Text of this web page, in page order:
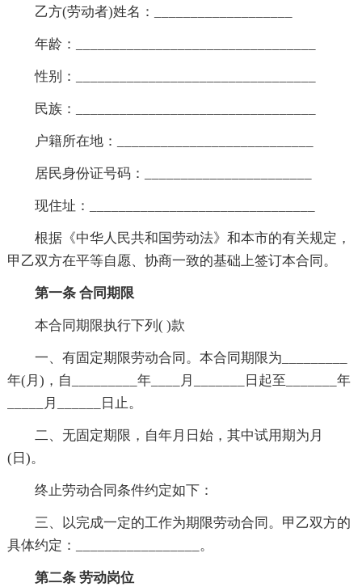
乙方(劳动者)姓名：___________________
年龄：_________________________________
性别：_________________________________
民族：_________________________________
户籍所在地：___________________________
居民身份证号码：_______________________
现住址：_______________________________
根据《中华人民共和国劳动法》和本市的有关规定，
甲乙双方在平等自愿、协商一致的基础上签订本合同。
第一条 合同期限
本合同期限执行下列( )款
一、有固定期限劳动合同。本合同期限为_________
年(月)，自_________年____月_______日起至_______年
_____月______日止。
二、无固定期限，自年月日始，其中试用期为月
(日)。
终止劳动合同条件约定如下：
三、以完成一定的工作为期限劳动合同。甲乙双方的
具体约定：_________________。
第二条 劳动岗位